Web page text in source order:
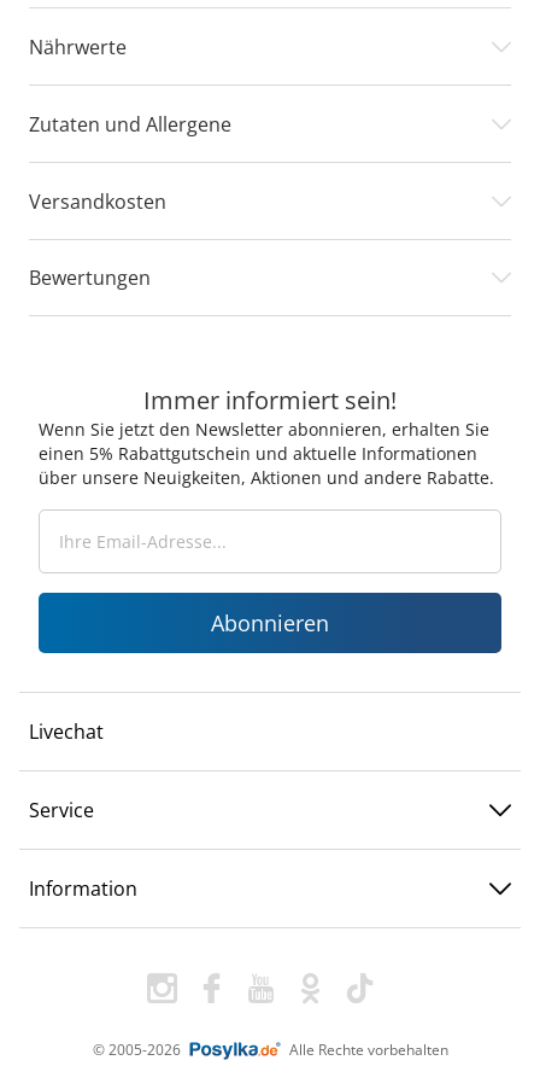
Nährwerte
Zutaten und Allergene
Versandkosten
Bewertungen
Immer informiert sein!
Wenn Sie jetzt den Newsletter abonnieren, erhalten Sie
einen 5% Rabattgutschein und aktuelle Informationen
über unsere Neuigkeiten, Aktionen und andere Rabatte.
Abonnieren
Livechat
Service
Information
© 2005-2026 Alle Rechte vorbehalten